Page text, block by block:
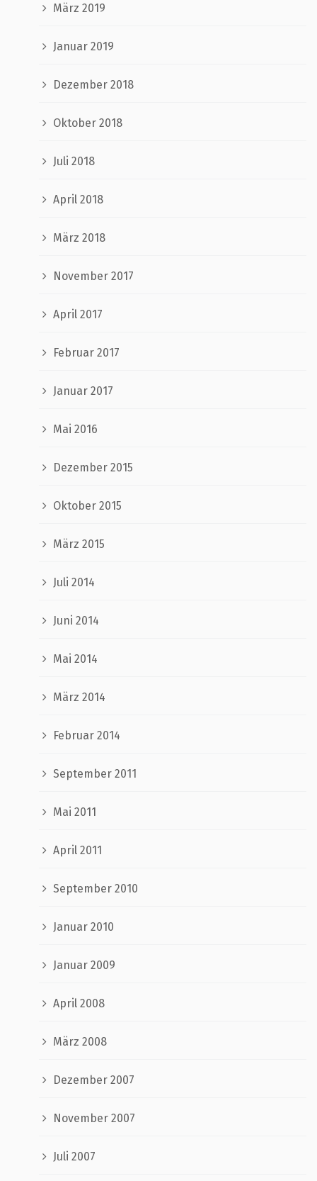
März 2019
Januar 2019
Dezember 2018
Oktober 2018
Juli 2018
April 2018
März 2018
November 2017
April 2017
Februar 2017
Januar 2017
Mai 2016
Dezember 2015
Oktober 2015
März 2015
Juli 2014
Juni 2014
Mai 2014
März 2014
Februar 2014
September 2011
Mai 2011
April 2011
September 2010
Januar 2010
Januar 2009
April 2008
März 2008
Dezember 2007
November 2007
Juli 2007